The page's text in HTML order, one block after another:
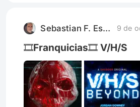
Sebastian F. Esparza 9 de
🎞️Franquicias🎞️ V/H/S